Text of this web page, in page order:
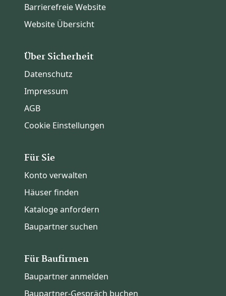
Barrierefreie Website
Website Übersicht
Über Sicherheit
Datenschutz
Impressum
AGB
Cookie Einstellungen
Für Sie
Konto verwalten
Häuser finden
Kataloge anfordern
Baupartner suchen
Für Baufirmen
Baupartner anmelden
Baupartner-Gespräch buchen